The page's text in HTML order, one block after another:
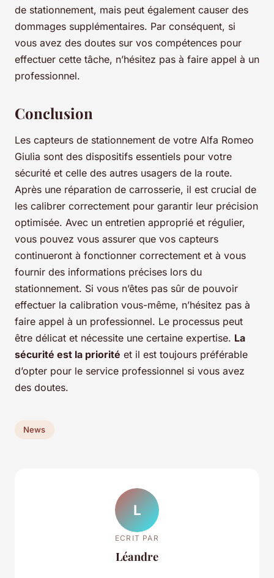
de stationnement, mais peut également causer des
dommages supplémentaires. Par conséquent, si
vous avez des doutes sur vos compétences pour
effectuer cette tâche, n’hésitez pas à faire appel à un
professionnel.
Conclusion
Les capteurs de stationnement de votre Alfa Romeo
Giulia sont des dispositifs essentiels pour votre
sécurité et celle des autres usagers de la route.
Après une réparation de carrosserie, il est crucial de
les calibrer correctement pour garantir leur précision
optimisée. Avec un entretien approprié et régulier,
vous pouvez vous assurer que vos capteurs
continueront à fonctionner correctement et à vous
fournir des informations précises lors du
stationnement. Si vous n’êtes pas sûr de pouvoir
effectuer la calibration vous-même, n’hésitez pas à
faire appel à un professionnel. Le processus peut
être délicat et nécessite une certaine expertise. La
sécurité est la priorité et il est toujours préférable
d’opter pour le service professionnel si vous avez
des doutes.
News
L
ECRIT PAR
Léandre